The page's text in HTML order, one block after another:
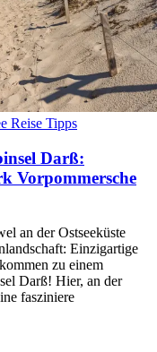
Reise Tipps
Darß:
Vorpommersche
an der Ostseeküste
Einzigartige
zu einem
Darß! Hier, an der
fasziniere